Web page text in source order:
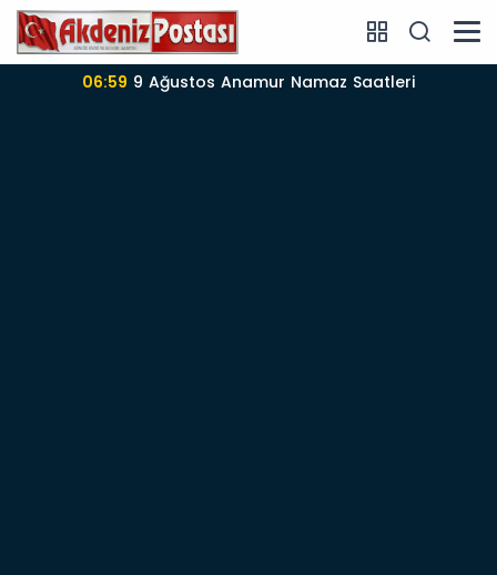
Saatleri 06:57 Anamur’da 09-08-2026